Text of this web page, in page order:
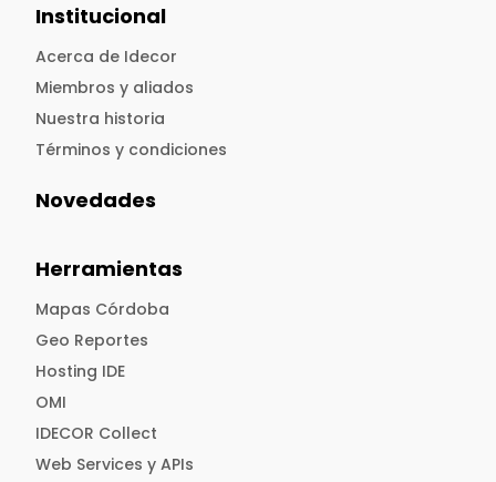
Institucional
Acerca de Idecor
Miembros y aliados
Nuestra historia
Términos y condiciones
Novedades
Herramientas
Mapas Córdoba
Geo Reportes
Hosting IDE
OMI
IDECOR Collect
Web Services y APIs